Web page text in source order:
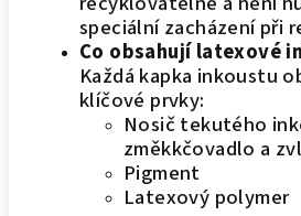
speciální zacházení při
Co obsahují latexové
Každá kapka inkoustu
klíčové prvky:
Nosič tekutého
změkkčovadlo a
Pigment
Latexový polymer